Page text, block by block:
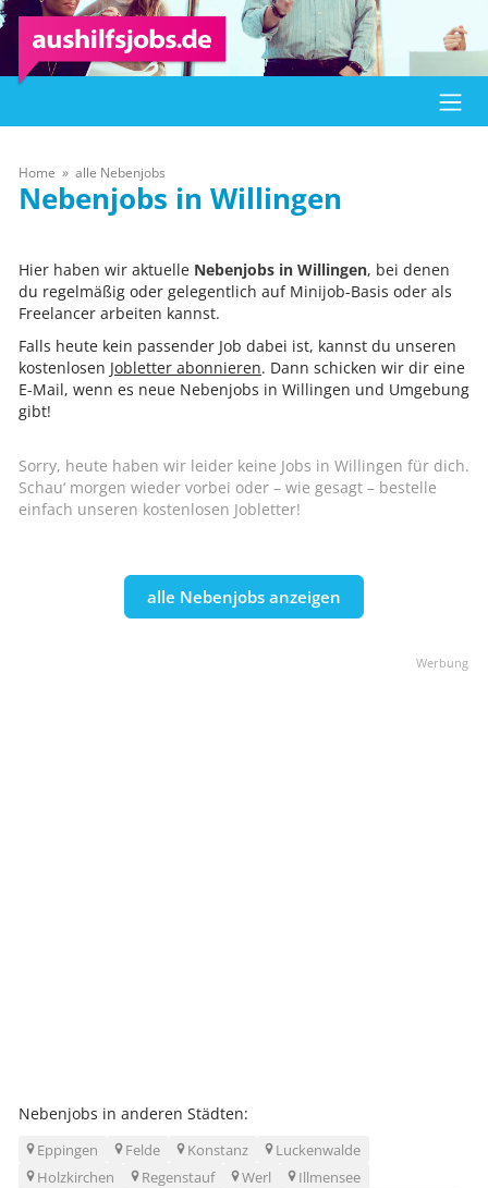
Home alle Nebenjobs
Willingen
Hier haben wir aktuelle Nebenjobs in Willingen, bei denen
du regelmäßig oder gelegentlich auf Minijob-Basis oder als
Freelancer arbeiten kannst.
Falls heute kein passender Job dabei ist, kannst du unseren
kostenlosen Jobletter abonnieren. Dann schicken wir dir eine
E-Mail, wenn es neue Nebenjobs in Willingen und Umgebung
gibt!
Sorry, heute haben wir leider keine Jobs in Willingen für dich.
Schau‘ morgen wieder vorbei oder – wie gesagt – bestelle
einfach unseren kostenlosen Jobletter!
alle Nebenjobs anzeigen
Nebenjobs in anderen Städten:
Eppingen Felde Konstanz
Luckenwalde
Holzkirchen
Regenstauf Werl
Illmensee